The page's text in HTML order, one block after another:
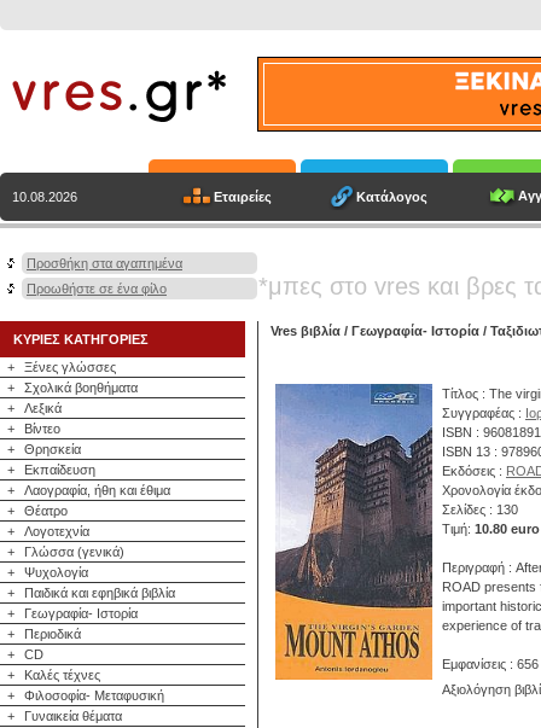
10.08.2026 Εταιρείες Κατάλογος
Προσθήκη στα αγαπημένα
Προωθήστε σε ένα φίλο
*μπες στο vres και βρες
ΚΥΡΙΕΣ ΚΑΤΗΓΟΡΙΕΣ
+
Ξένες γλώσσες
+
Σχολικά βοηθήματα
+
Λεξικά
+
Βίντεο
+
Θρησκεία
+
Εκπαίδευση
+
Λαογραφία, ήθη και έθιμα
+
Θέατρο
+
Λογοτεχνία
+
Γλώσσα (γενικά)
+
Ψυχολογία
+
Παιδικά και εφηβικά βιβλία
+
Γεωγραφία- Ιστορία
+
Περιοδικά
+
CD
+
Καλές τέχνες
+
Φιλοσοφία- Μεταφυσική
+
Γυναικεία θέματα
Vres βιβλία / Γεωγραφία- Ιστορία /
Τίτλος : The
Συγγραφέας :
ISBN :
ISBN 13 :
Εκδόσεις :
Χρονολογία
Σελίδες : 130
Τιμή: 10.80 euro
Περιγραφή :
ROAD presents
important
experience of
Εμφανίσεις : 656
Αξιολόγηση